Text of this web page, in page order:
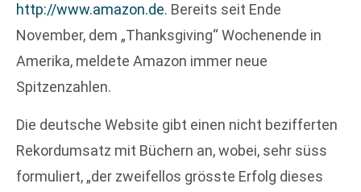
http://www.amazon.de. Bereits seit Ende
November, dem „Thanksgiving“ Wochenende in
Amerika, meldete Amazon immer neue
Spitzenzahlen.
Die deutsche Website gibt einen nicht bezifferten
Rekordumsatz mit Büchern an, wobei, sehr süss
formuliert, „der zweifellos grösste Erfolg dieses